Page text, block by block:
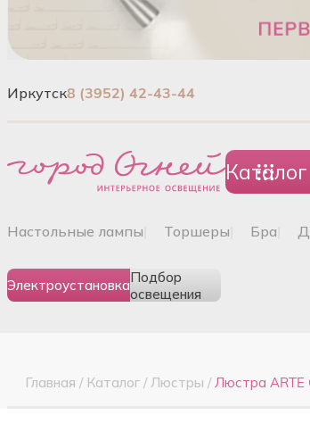
Иркутск8 (3952) 42-43-44
Каталог
настольные лампы торшеры бра
ЭлектроустановкаПодбор
освещения
Главная / Каталог / Люстры / Люстра ARTE